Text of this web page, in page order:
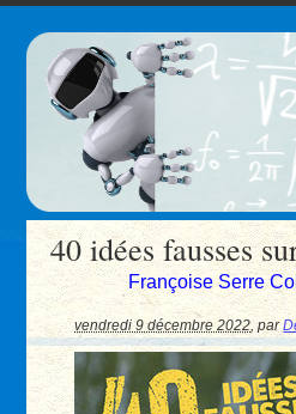
40 idées fausses
Françoise Serre
vendredi 9 décembre 2022,par